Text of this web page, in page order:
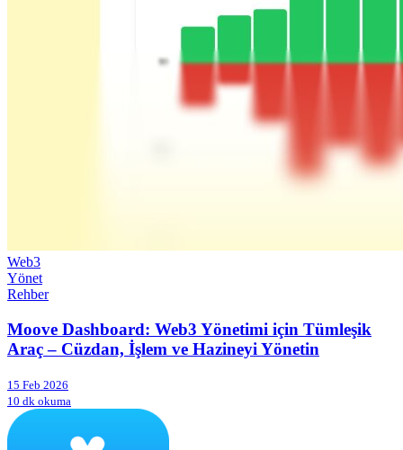
Web3
Yönet
Rehber
Moove Dashboard: Web3 Yönetimi için Tümleşik
Araç – Cüzdan, İşlem ve Hazineyi Yönetin
15 Feb 2026
10 dk okuma